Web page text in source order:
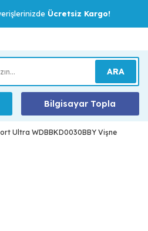
Ücretsiz Kargo!
ARA
Bilgisayar Topla